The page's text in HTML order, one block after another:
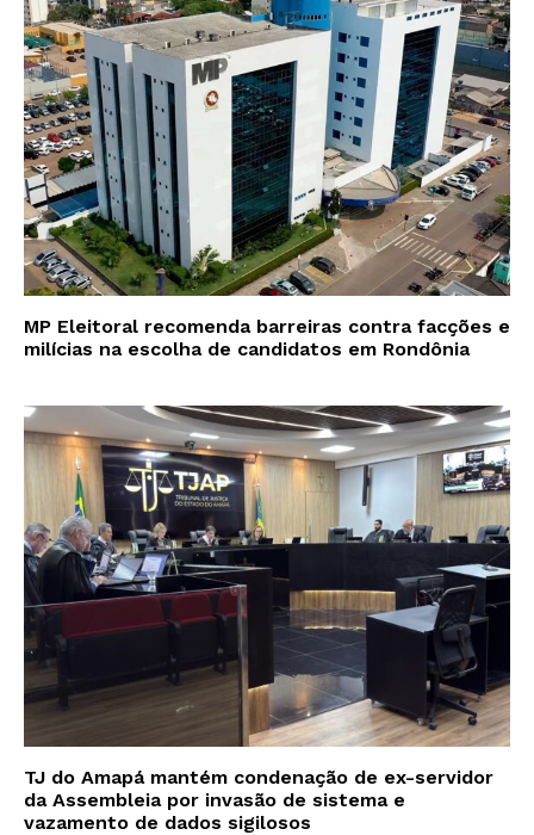
MP Eleitoral recomenda barreiras contra facções e
milícias na escolha de candidatos em Rondônia
TJ do Amapá mantém condenação de ex-servidor
da Assembleia por invasão de sistema e
vazamento de dados sigilosos